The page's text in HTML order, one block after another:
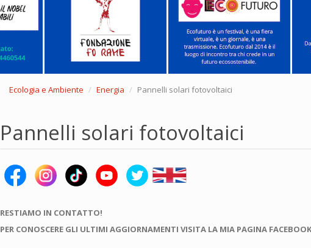
Ecologia e Ambiente Energia Pannelli solari fotovoltaici
Pannelli solari fotovoltaici
RESTIAMO IN CONTATTO!
PER CONOSCERE GLI ULTIMI AGGIORNAMENTI VISITA LA MIA PAGINA FACEBOOK